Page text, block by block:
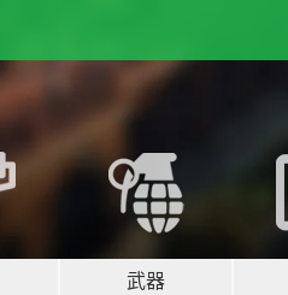
武器